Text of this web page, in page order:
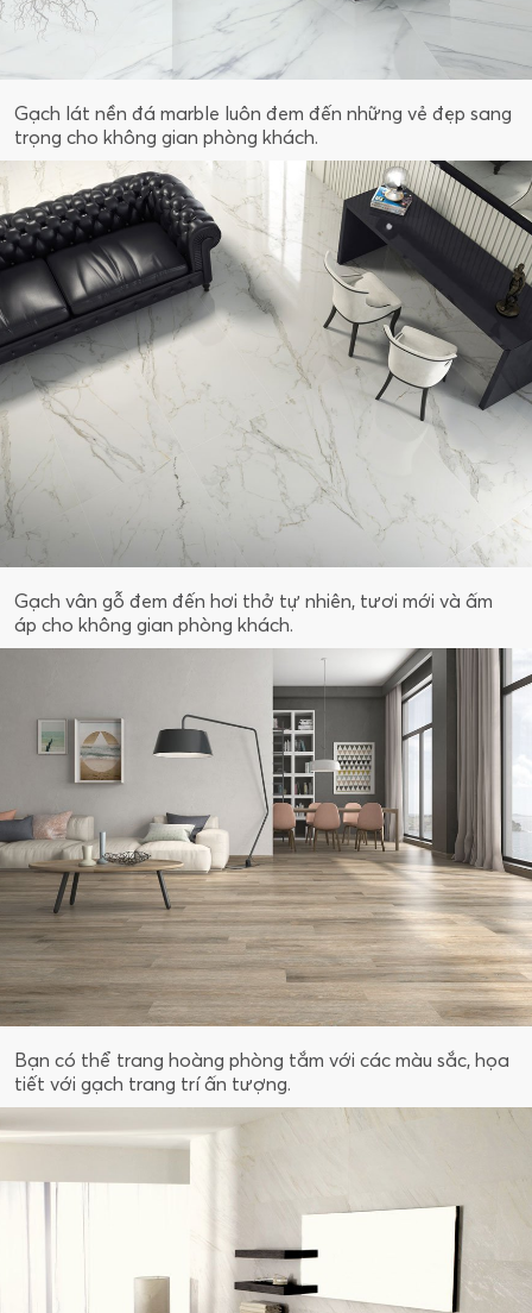
Gạch lát nền đá marble luôn đem đến những vẻ đẹp sang
trọng cho không gian phòng khách.
Gạch vân gỗ đem đến hơi thở tự nhiên, tươi mới và ấm
áp cho không gian phòng khách.
Bạn có thể trang hoàng phòng tắm với các màu sắc, họa
tiết với gạch trang trí ấn tượng.